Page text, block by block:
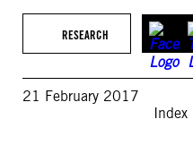
RESEARCH
21 February 2017